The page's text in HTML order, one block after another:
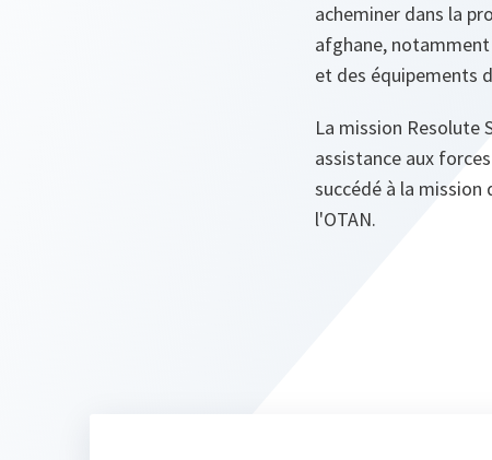
acheminer dans la
afghane,
et des équipements
La mission Resolute
assistance aux
succédé à la mission
l'OTAN.